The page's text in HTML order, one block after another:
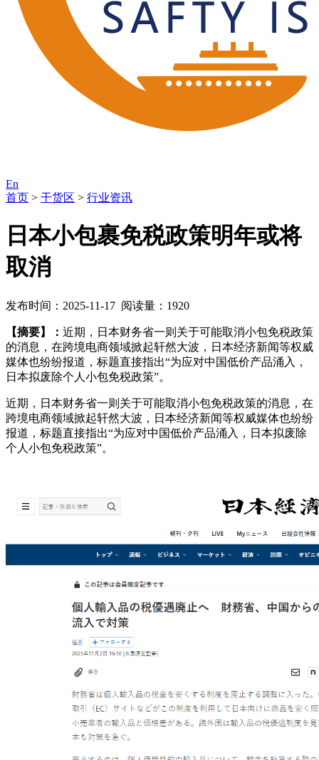
En
首页 > 干货区 > 行业资讯
日本小包裹免税政策明年或将
取消
发布时间：2025-11-17 阅读量：1920
【摘要】： 近期，日本财务省一则关于可能取消小包免税政策
的消息，在跨境电商领域掀起轩然大波，日本经济新闻等权威
媒体也纷纷报道，标题直接指出“为应对中国低价产品涌入，
日本拟废除个人小包免税政策”。
近期，日本财务省一则关于可能取消小包免税政策的消息，在
跨境电商领域掀起轩然大波，日本经济新闻等权威媒体也纷纷
报道，标题直接指出“为应对中国低价产品涌入，日本拟废除
个人小包免税政策”。